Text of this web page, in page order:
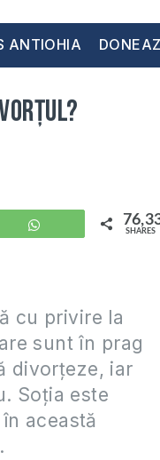
ANTIOHIA
WhatsApp
SHARES
cu privire la
sunt în prag
divorțeze, iar
Soția este
această